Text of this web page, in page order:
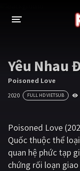
THỂ LOẠI
Thần thoại - Cổ trang
Tâm lý
Kinh dị
Phiêu lưu
Yêu Nhau
Poisoned Love
2020 FULL HD VIETSUB
Poisoned Love
Quốc thuộc thể
quan hệ phức tạp
chứng rối loạn